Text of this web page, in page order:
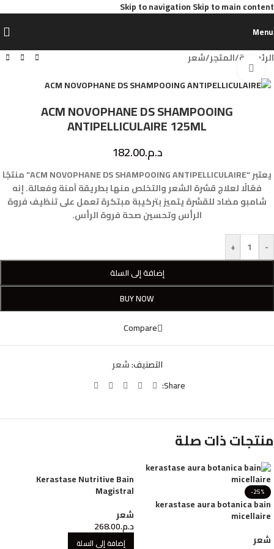
Skip to navigationSkip to main content
Menu
الرئيسية/المتجر/شعر
ACM NOVOPHANE DS SHAMPOOING
ANTIPELLICULAIRE 125ML
د.م.182.00
يعتبر “ACM NOVOPHANE DS SHAMPOOING ANTIPELLICULAIRE” منتجًا
فعّالًا لعلاج قشرة الشعر والتخلص منها بطريقة آمنة وفعالة. إنه
شامبو مضاد للقشرة يتميز بتركيبة مبتكرة تعمل على تنظيف فروة
الرأس وتحسين صحة فروة الرأس.
-
+
إضافة إلى السلة
BUY NOW
Compare
التصنيف:شعر
Share:
منتجات ذات صلة
-25%
kerastase aura botanica bain
micellaire
شعر
Kerastase Nutritive Bain
Magistral
شعر
د.م.268.00
إضافة إلى السلة